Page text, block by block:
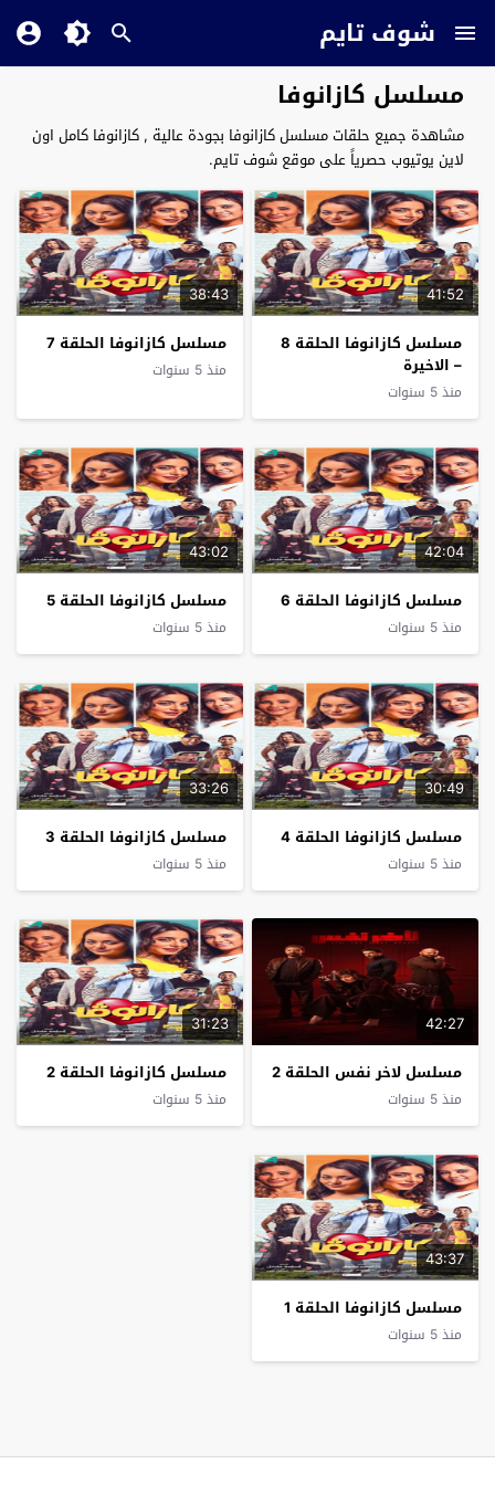
شوف تايم
مسلسل كازانوفا
مشاهدة جميع حلقات مسلسل كازانوفا بجودة عالية , كازانوفا كامل اون
لاين يوتيوب حصرياً على موقع شوف تايم.
41:52
مسلسل كازانوفا الحلقة 8
– الاخيرة
منذ 5 سنوات
38:43
مسلسل كازانوفا الحلقة 7
منذ 5 سنوات
42:04
مسلسل كازانوفا الحلقة 6
منذ 5 سنوات
43:02
مسلسل كازانوفا الحلقة 5
منذ 5 سنوات
30:49
مسلسل كازانوفا الحلقة 4
منذ 5 سنوات
33:26
مسلسل كازانوفا الحلقة 3
منذ 5 سنوات
42:27
مسلسل لاخر نفس الحلقة 2
منذ 5 سنوات
31:23
مسلسل كازانوفا الحلقة 2
منذ 5 سنوات
43:37
مسلسل كازانوفا الحلقة 1
منذ 5 سنوات